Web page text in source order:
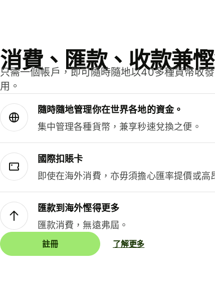
消費、匯款、收款兼
只需一個帳戶，即可隨時隨地以40多種貨幣收
用。
隨時隨地管理你在世界各地的資金。
集中管理各種貨幣，兼享秒速兌換之便。
國際扣賬卡
即使在海外消費，亦毋須擔心匯率提價或高
匯款到海外慳得更多
匯款消費，無遠弗屆。
註冊 了解更多